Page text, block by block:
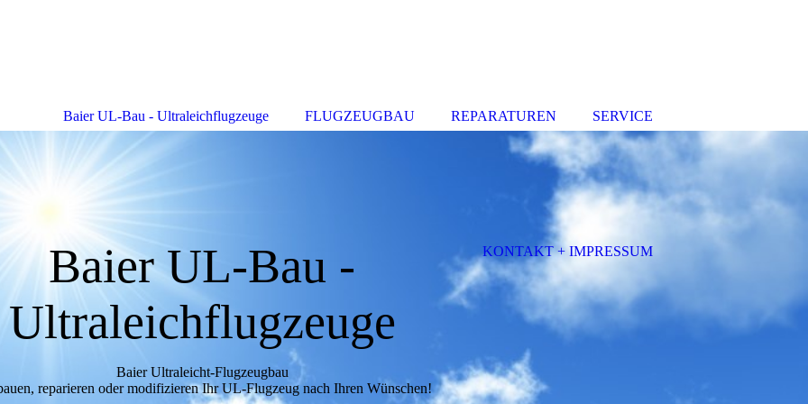
Baier UL-Bau -
Ultraleichflugzeuge
Baier Ultraleicht-Flugzeugbau
reparieren oder modifizieren Ihr UL-Flugzeug nach Ihren Wünschen!
Baier UL-Bau - Ultraleichflugzeuge FLUGZEUGBAU REPARATUREN SERVICE
KONTAKT + IMPRESSUM